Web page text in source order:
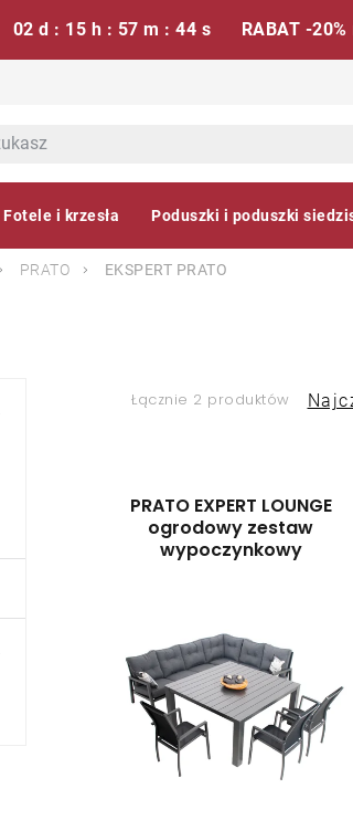
02 d : 15 h : 57 m : 43 s RABAT -20%
Fotele i krzesła Poduszki i poduszki
PRATO EKSPERT PRATO
Łącznie 2 produktów
S
t
o
a
n
i
e
PRATO EXPERT LOUNGE
ogrodowy zestaw
wypoczynkowy